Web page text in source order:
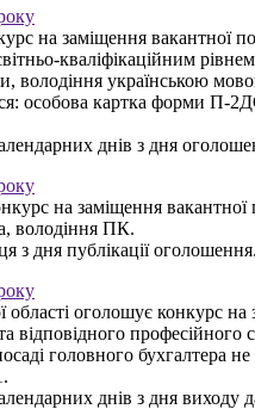
на заміщення вакантної
кваліфікаційним
володіння українською
особова картка форми П-
днів з дня
на заміщення
володіння ПК.
з дня публікації
області оголошує конкурс
професійного
головного бухгалтера
днів з дня виходу